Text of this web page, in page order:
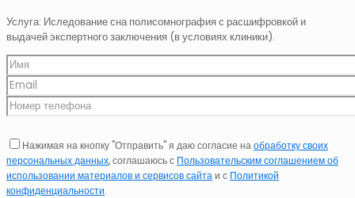
Услуга: Иследование сна полисомнография с расшифровкой и
выдачей экспертного заключения (в условиях клиники).
Нажимая на кнопку "Отправить" я даю согласие наобработку своих
персональных данных, соглашаюсь с Пользовательским соглашением об
использовании материалов и сервисов сайтаи с Политикой
конфиденциальности.